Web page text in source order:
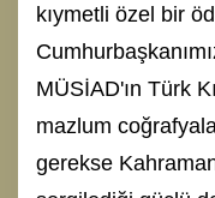
kıymetli özel bir
MÜSİAD'ın Türk
mazlum
gerekse